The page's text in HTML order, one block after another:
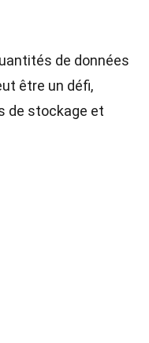
de données
être un défi,
de stockage et